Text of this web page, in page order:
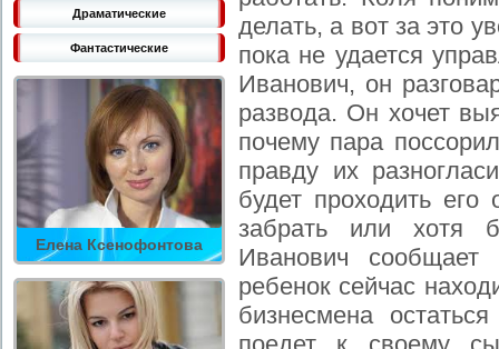
Драматические
Фантастические
Елена Ксенофонтова
делать, а вот за это
пока не удается
Иванович, он
развода. Он хочет
почему пара
правду их
будет проходить
забрать или хотя
Иванович
ребенок сейчас
бизнесмена